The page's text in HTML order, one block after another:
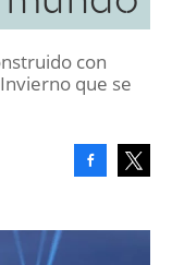
con
que se